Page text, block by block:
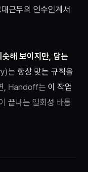
근무의 인수인계서
해 보이지만, 담는
는 항상 맞는 규칙을
, Handoff는 이 작업
끝나는 일회성 바통